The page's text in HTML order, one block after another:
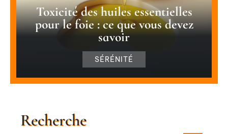
Toxicité des huiles essentielles
pour le foie : ce que vous devez
savoir
SÉRÉNITÉ
Recherche